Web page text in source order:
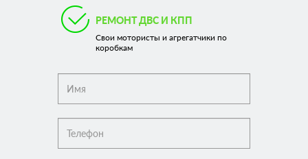
РЕМОНТ ДВС И КПП
Свои мотористы и агрегатчики по
коробкам